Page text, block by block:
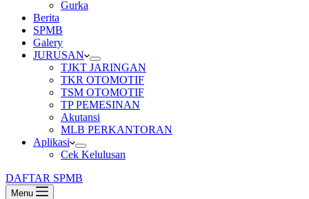
Gurka
Berita
SPMB
Galery
JURUSAN
TJKT JARINGAN
TKR OTOMOTIF
TSM OTOMOTIF
TP PEMESINAN
Akutansi
MLB PERKANTORAN
Aplikasi
Cek Kelulusan
DAFTAR SPMB
Menu